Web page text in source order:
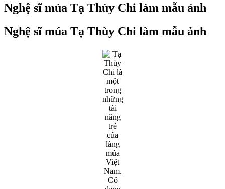
Nghệ sĩ múa Tạ Thùy Chi làm mẫu ảnh
Nghệ sĩ múa Tạ Thùy Chi làm mẫu ảnh